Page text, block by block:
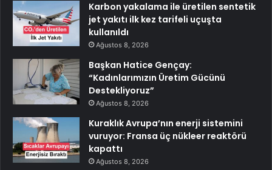
Karbon yakalama ile üretilen sentetik
jet yakıtı ilk kez tarifeli uçuşta
kullanıldı
Ağustos 8, 2026
Başkan Hatice Gençay:
“Kadınlarımızın Üretim Gücünü
Destekliyoruz”
Ağustos 8, 2026
Kuraklık Avrupa’nın enerji sistemini
vuruyor: Fransa üç nükleer reaktörü
kapattı
Ağustos 8, 2026